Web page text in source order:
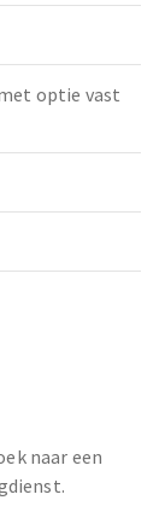
optie vast
naar een